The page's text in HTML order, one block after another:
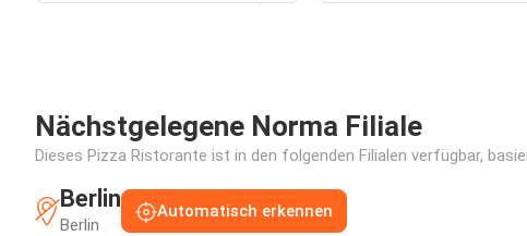
Nächstgelegene Norma Filiale
Dieses Pizza Ristorante ist in den folgenden Filialen verfügbar,
Berlin
Berlin
Automatisch erkennen